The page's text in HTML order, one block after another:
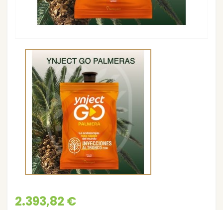
2.393,82 €